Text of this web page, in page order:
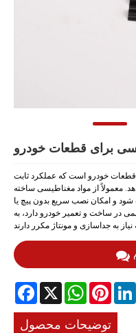
برای قطعات خودرو
خودرو است که عملکرد ثابت
معمولاً از مواد مغناطیسی ساخته
و امکان نصب سریع بدون پیچ یا
در ساخت و تعمیر خودرو دارد، به
Facebook
X WhatsApp
توضیحات محصول